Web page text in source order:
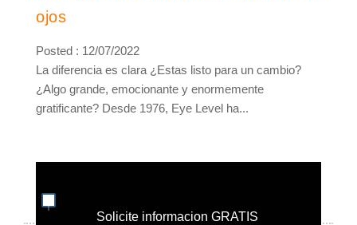
ojos
Posted : 12/07/2022
La diferencia es clara ¿Estas listo para un cambio?
¿Algo grande, emocionante y enormemente
gratificante? Desde 1976, Eye Level ha...
Solicite informacion GRATIS